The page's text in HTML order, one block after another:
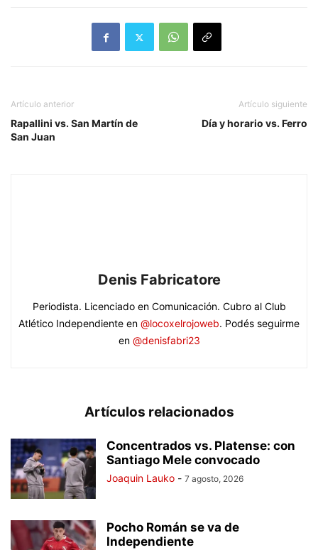
Artículo anterior
Rapallini vs. San Martín de
San Juan
Artículo siguiente
Día y horario vs. Ferro
Denis Fabricatore
Periodista. Licenciado en Comunicación. Cubro al Club
Atlético Independiente en @locoxelrojoweb. Podés seguirme
en @denisfabri23
Artículos relacionados
Concentrados vs. Platense: con
Santiago Mele convocado
Joaquin Lauko - 7 agosto, 2026
Pocho Román se va de
Independiente